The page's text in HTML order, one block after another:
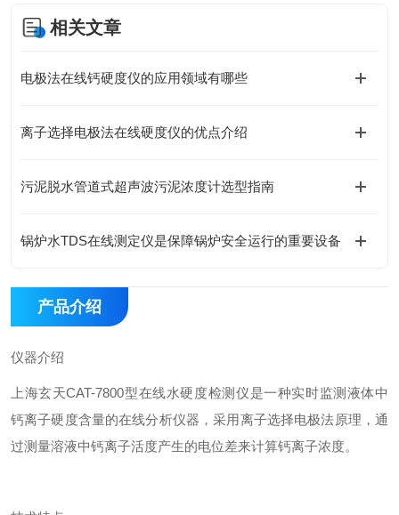
相关文章
电极法在线钙硬度仪的应用领域有哪些
离子选择电极法在线硬度仪的优点介绍
污泥脱水管道式超声波污泥浓度计选型指南
锅炉水TDS在线测定仪是保障锅炉安全运行的重要设备
产品介绍
仪器介绍
上海玄天CAT-7800型在线水硬度检测仪是一种实时监测液体中
钙离子硬度含量的在线分析仪器，采用离子选择电极法原理，通
过测量溶液中钙离子活度产生的电位差来计算钙离子浓度。